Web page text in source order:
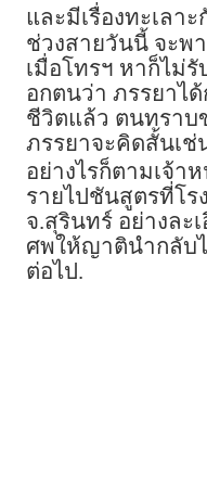
และมีเรื่องทะเลา
ช่วงสายวันนี้ จะพ
เมื่อโทรฯ หาก็ไม่
อกตนว่า ภรรยาไ
ชีวิตแล้ว ตนทราบ
ภรรยาจะคิดสั้นเช่
อย่างไรก็ตามเจ้า
รายไปชันสูตรที่โ
จ.สุรินทร์ อย่างละ
ศพให้ญาตินำกลับ
ต่อไป.